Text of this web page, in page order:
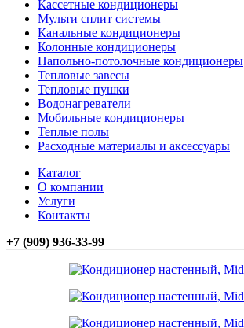
Кассетные кондиционеры
Мульти сплит системы
Канальные кондиционеры
Колонные кондиционеры
Напольно-потолочные кондиционеры
Тепловые завесы
Тепловые пушки
Водонагреватели
Мобильные кондиционеры
Теплые полы
Расходные материалы и аксессуары
Каталог
О компании
Услуги
Контакты
+7 (909) 936-33-99